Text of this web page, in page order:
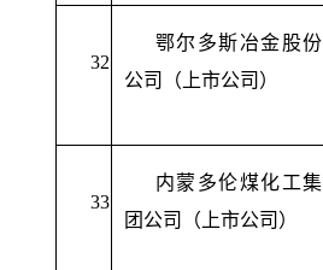
32
鄂尔多斯冶金股份
公司（上市公司）
33
内蒙多伦煤化工集
团公司（上市公司）